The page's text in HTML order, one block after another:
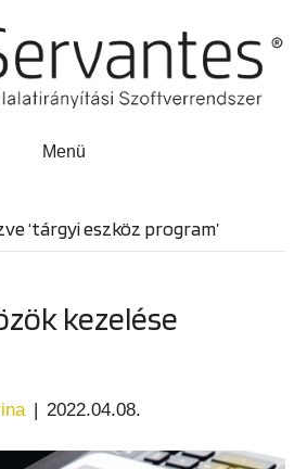
Menü
‘tárgyi eszköz program’
kezelése
| 2022.04.08.